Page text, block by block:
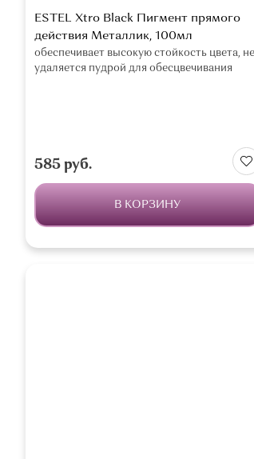
ESTEL Xtro Black Пигмент прямого
действия Металлик, 100мл
обеспечивает высокую стойкость цвета, не
удаляется пудрой для обесцвечивания
585 руб.
В КОРЗИНУ